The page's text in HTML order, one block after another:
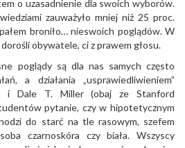
o uzasadnienie dla swoich wyborów.
zauważyło mniej niż 25 proc.
broniło… nieswoich poglądów. W
obywatele, ci z prawem głosu.
poglądy są dla nas samych często
a działania „usprawiedliwieniem”
i Dale T. Miller (obaj ze Stanford
pytanie, czy w hipotetycznym
do starć na tle rasowym, szefem
czarnoskóra czy biała. Wszyscy